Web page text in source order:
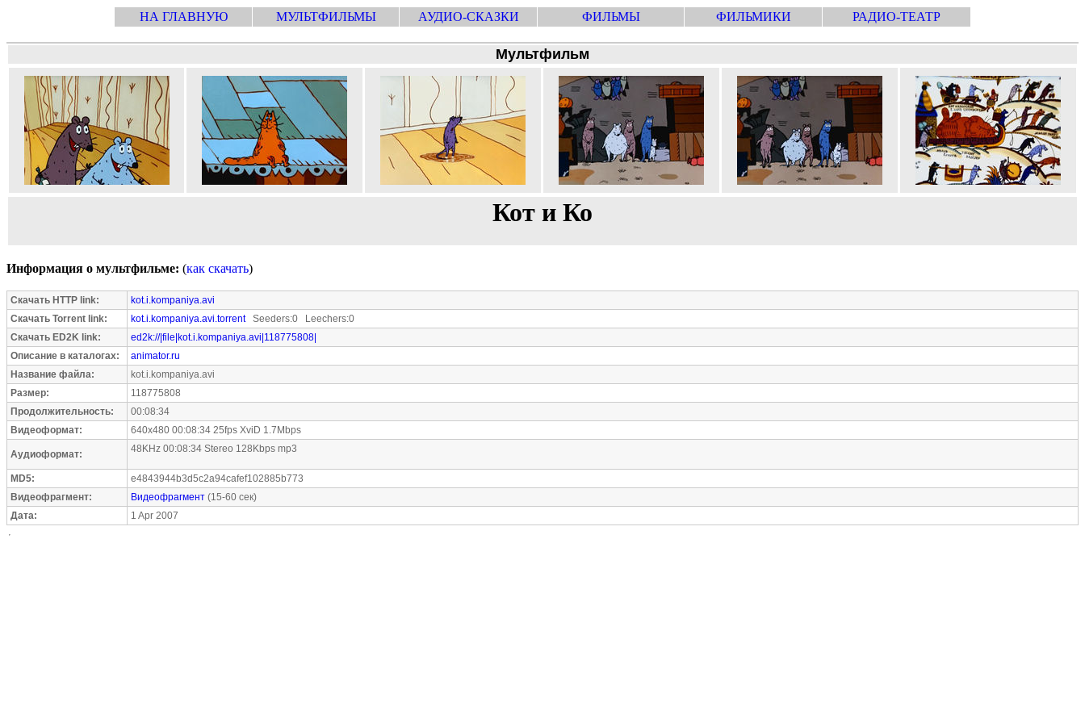
НА ГЛАВНУЮ МУЛЬТФИЛЬМЫ АУДИО-СКАЗКИ ФИЛЬМЫ ФИЛЬМИКИ РАДИО-ТЕАТР
Мультфильм
Кот и Ко
Информация о мультфильме: (как скачать)
Скачать HTTP link:
kot.i.kompaniya.avi
Скачать Torrent link:
kot.i.kompaniya.avi.torrentSeeders:0 Leechers:0
Скачать ED2K link:
ed2k://|file|kot.i.kompaniya.avi|118775808|
Описание в каталогах:
animator.ru
Название файла:
kot.i.kompaniya.avi
Размер:
118775808
Продолжительность:
00:08:34
Видеоформат:
640x480 00:08:34 25fps XviD 1.7Mbps
Аудиоформат: 48KHz 00:08:34 Stereo 128Kbps mp3
MD5:
e4843944b3d5c2a94cafef102885b773
Видеофрагмент:
Видеофрагмент (15-60 сек)
Дата:
1 Apr 2007